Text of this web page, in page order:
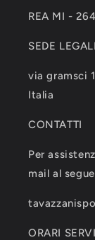
REA MI -
SEDE
via gramsci
Italia
CONTATTI
Per
mail al
ORARI